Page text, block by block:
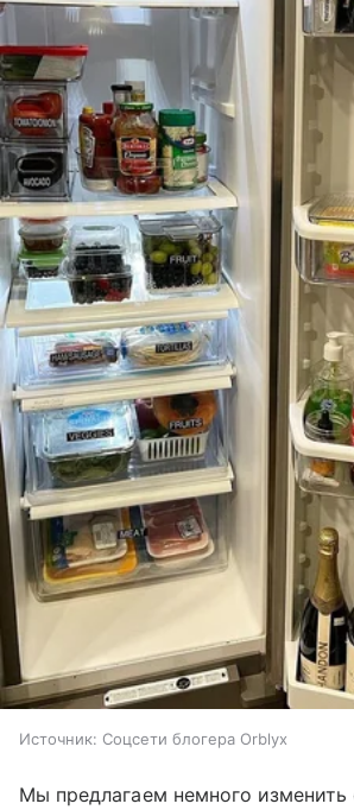
Источник: Соцсети блогера Оrblyx
Мы предлагаем немного